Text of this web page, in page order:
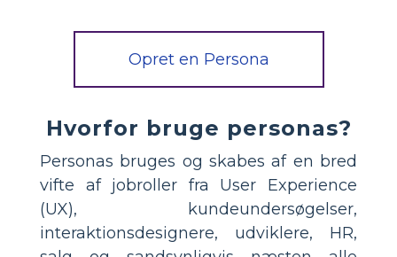
Opret en Persona
Hvorfor bruge personas?
Personas bruges og skabes af en bred
vifte af jobroller fra User Experience
(UX), kundeundersøgelser,
interaktionsdesignere, udviklere, HR,